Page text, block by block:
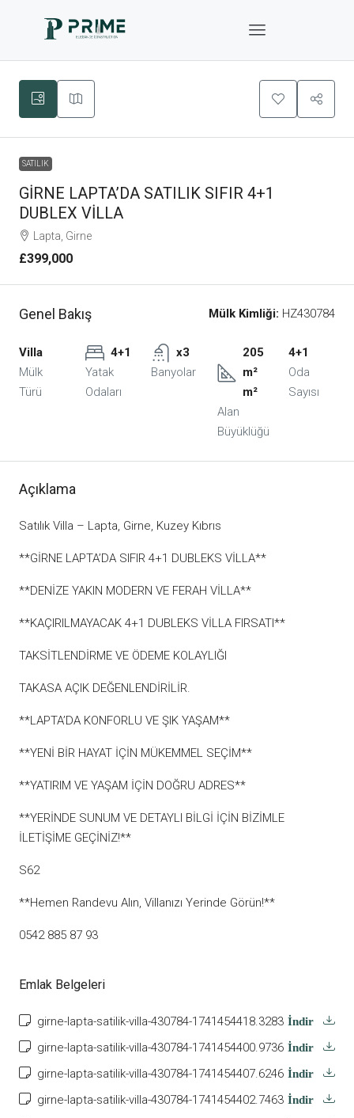
SATILIK
GİRNE LAPTA’DA SATILIK SIFIR 4+1
DUBLEX VİLLA
Lapta, Girne
£399,000
Genel Bakış Mülk Kimliği: HZ430784
Villa
Mülk
Türü
4+1
Yatak
Odaları
x3
Banyolar
205
m²
m²
Alan
Büyüklüğü
4+1
Oda
Sayısı
Açıklama
Satılık Villa – Lapta, Girne, Kuzey Kıbrıs
**GİRNE LAPTA’DA SIFIR 4+1 DUBLEKS VİLLA**
**DENİZE YAKIN MODERN VE FERAH VİLLA**
**KAÇIRILMAYACAK 4+1 DUBLEKS VİLLA FIRSATI**
TAKSİTLENDİRME VE ÖDEME KOLAYLIĞI
TAKASA AÇIK DEĞENLENDİRİLİR.
**LAPTA’DA KONFORLU VE ŞIK YAŞAM**
**YENİ BİR HAYAT İÇİN MÜKEMMEL SEÇİM**
**YATIRIM VE YAŞAM İÇİN DOĞRU ADRES**
**YERİNDE SUNUM VE DETAYLI BİLGİ İÇİN BİZİMLE
İLETİŞİME GEÇİNİZ!**
S62
**Hemen Randevu Alın, Villanızı Yerinde Görün!**
0542 885 87 93
Emlak Belgeleri
girne-lapta-satilik-villa-430784-1741454418.3283 İndir
girne-lapta-satilik-villa-430784-1741454400.9736 İndir
girne-lapta-satilik-villa-430784-1741454407.6246 İndir
girne-lapta-satilik-villa-430784-1741454402.7463 İndir